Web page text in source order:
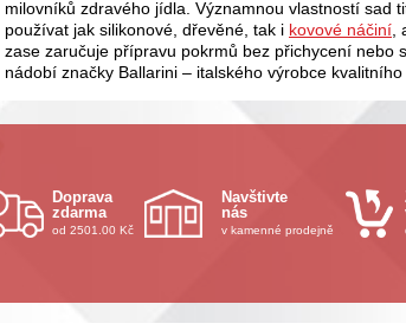
milovníků zdravého jídla. Významnou vlastností sad
používat jak silikonové, dřevěné, tak i kovové náčiní
zase zaručuje přípravu pokrmů bez přichycení nebo
nádobí značky Ballarini – italského výrobce
Doprava
zdarma
od 2501.00 Kč
Navštivte
nás
v kamenné prodejně